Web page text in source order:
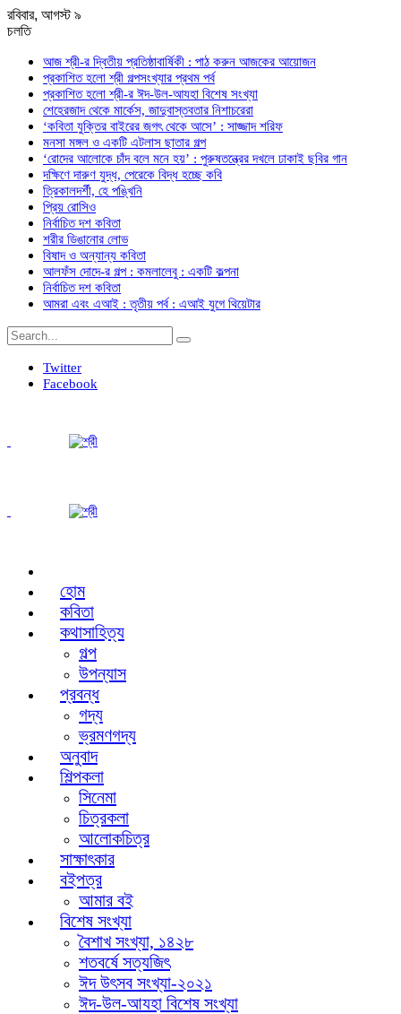
রবিবার, আগস্ট ৯
চলতি
আজ শ্রী-র দ্বিতীয় প্রতিষ্ঠাবার্ষিকী : পাঠ করুন আজকের আয়োজন
প্রকাশিত হলো শ্রী গল্পসংখ্যার প্রথম পর্ব
প্রকাশিত হলো শ্রী-র ঈদ-উল-আযহা বিশেষ সংখ্যা
শেহেরজাদ থেকে মার্কেস, জাদুবাস্তবতার নিশাচরেরা
‘কবিতা যুক্তির বাইরের জগৎ থেকে আসে’ : সাজ্জাদ শরিফ
মনসা মঙ্গল ও একটি এটলাস ছাতার গল্প
‘রোদের আলোকে চাঁদ বলে মনে হয়’ : পুরুষতন্ত্রের দখলে ঢাকাই ছবির গান
দক্ষিণে দারুণ যুদ্ধ, পেরেকে বিদ্ধ হচ্ছে কবি
ত্রিকালদর্শী, হে পঙ্খিনি
প্রিয় রোসিও
নির্বাচিত দশ কবিতা
শরীর ডিঙানোর লোভ
বিষাদ ও অন্যান্য কবিতা
আলফঁস দোদে-র গল্প : কমলালেবু : একটি কল্পনা
নির্বাচিত দশ কবিতা
আমরা এবং এআই : তৃতীয় পর্ব : এআই যুগে থিয়েটার
Twitter
Facebook
হোম
কবিতা
কথাসাহিত্য
গল্প
উপন্যাস
প্রবন্ধ
গদ্য
ভ্রমণগদ্য
অনুবাদ
শিল্পকলা
সিনেমা
চিত্রকলা
আলোকচিত্র
সাক্ষাৎকার
বইপত্র
আমার বই
বিশেষ সংখ্যা
বৈশাখ সংখ্যা, ১৪২৮
শতবর্ষে সত্যজিৎ
ঈদ উৎসব সংখ্যা-২০২১
ঈদ-উল-আযহা বিশেষ সংখ্যা